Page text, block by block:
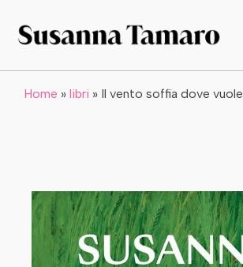
Home » libri » Il vento soffia dove vuole